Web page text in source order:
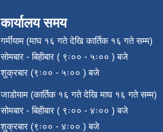
कार्यालय समय
गर्मीयाम (माघ १६ गते देखि कार्तिक १६ गते सम्म)
सोमबार - बिहीबार ( ९ः०० - ५ः०० ) बजे
शुक्रबार (९ः०० - ५ः०० ) बजे
जाडोयाम (कार्तिक १६ गते देखि माघ १६ गते सम्म)
सोमबार - बिहीबार ( ९ः०० - ४ः०० ) बजे
शुक्रबार (९ः०० - ४ः०० ) बजे